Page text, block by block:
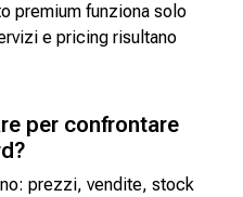
premium funziona solo
e pricing risultano
per confrontare
prezzi, vendite, stock